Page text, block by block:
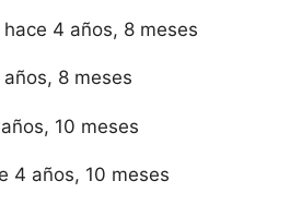
hace 4 años, 8 meses
8 meses
10 meses
4 años, 10 meses